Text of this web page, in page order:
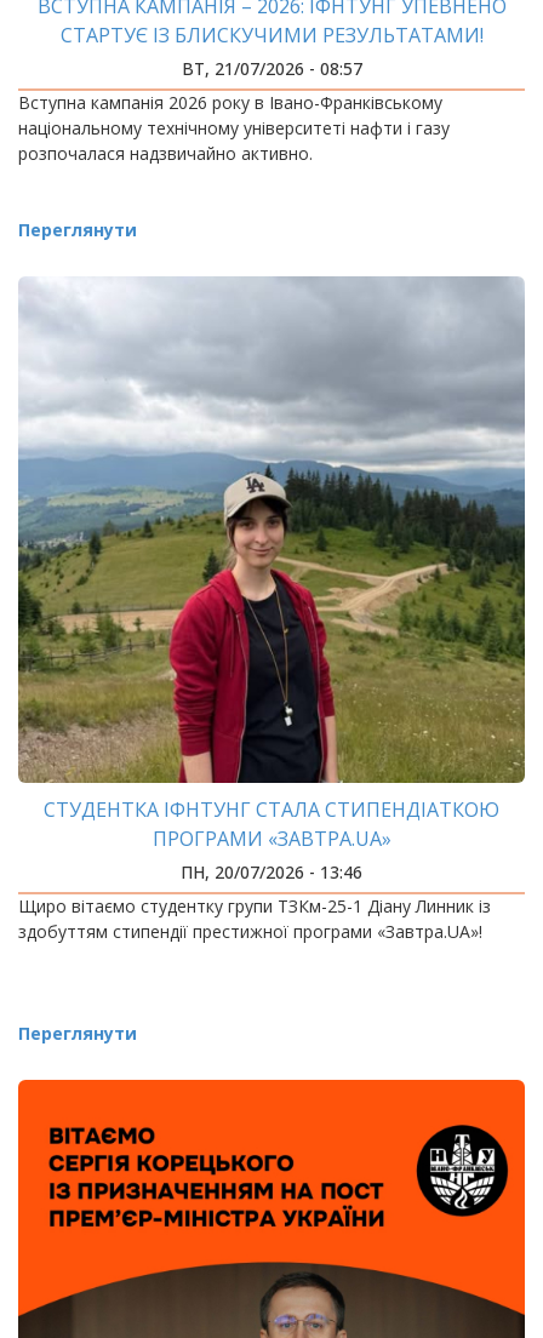
ВСТУПНА КАМПАНІЯ – 2026: ІФНТУНГ УПЕВНЕНО
СТАРТУЄ ІЗ БЛИСКУЧИМИ РЕЗУЛЬТАТАМИ!
ВТ, 21/07/2026 - 08:57
Вступна кампанія 2026 року в Івано-Франківському
національному технічному університеті нафти і газу
розпочалася надзвичайно активно.
Переглянути
СТУДЕНТКА ІФНТУНГ СТАЛА СТИПЕНДІАТКОЮ
ПРОГРАМИ «ЗАВТРА.UA»
ПН, 20/07/2026 - 13:46
Щиро вітаємо студентку групи ТЗКм-25-1 Діану Линник із
здобуттям стипендії престижної програми «Завтра.UA»!
Переглянути